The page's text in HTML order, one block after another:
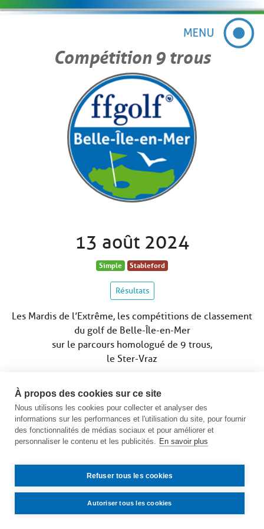
Compétition 9 trous
13 août 2024
Simple Stableford
Résultats
Les Mardis de l’Extrême, les compétitions de classement
du golf de Belle-Île-en-Mer
sur le parcours homologué de 9 trous,
le Ster-Vraz
((attention : nombre de départs limité à 12)
Voir le calendrier des compétitions
À propos des cookies sur ce site
Nous utilisons les cookies pour collecter et analyser des
informations sur les performances et l'utilisation du site, pour fournir
des fonctionnalités de médias sociaux et pour améliorer et
personnaliser le contenu et les publicités. En savoir plus
Refuser tous les cookies
Autoriser tous les cookies